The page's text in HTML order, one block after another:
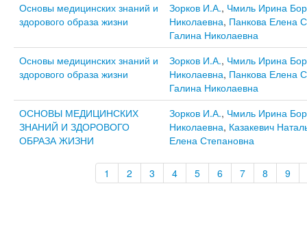
Основы медицинских знаний и
здорового образа жизни
Зорков И.А., Чмиль Ирина
Николаевна, Панкова Елена
Галина Николаевна
Основы медицинских знаний и
здорового образа жизни
Зорков И.А., Чмиль Ирина
Николаевна, Панкова Елена
Галина Николаевна
ОСНОВЫ МЕДИЦИНСКИХ
ЗНАНИЙ И ЗДОРОВОГО
ОБРАЗА ЖИЗНИ
Зорков И.А., Чмиль Ирина
Николаевна, Казакевич
Елена Степановна
1 2 3 4 5 6 7 8 9